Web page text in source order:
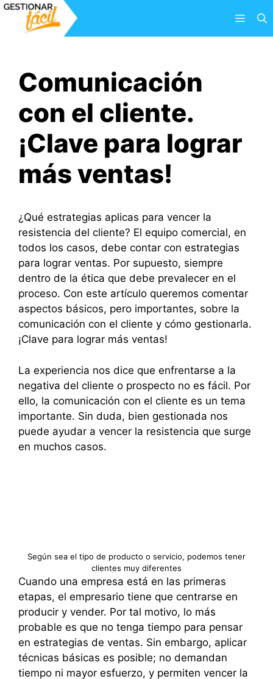
Saltar
Menú
Comunicación
con el cliente.
¡Clave para lograr
más ventas!
¿Qué estrategias aplicas para vencer la
resistencia del cliente? El equipo comercial, en
todos los casos, debe contar con estrategias
para lograr ventas. Por supuesto, siempre
dentro de la ética que debe prevalecer en el
proceso. Con este artículo queremos comentar
aspectos básicos, pero importantes, sobre la
comunicación con el cliente y cómo gestionarla.
¡Clave para lograr más ventas!
La experiencia nos dice que enfrentarse a la
negativa del cliente o prospecto no es fácil. Por
ello, la comunicación con el cliente es un tema
importante. Sin duda, bien gestionada nos
puede ayudar a vencer la resistencia que surge
en muchos casos.
Según sea el tipo de producto o servicio, podemos tener
clientes muy diferentes
Cuando una empresa está en las primeras
etapas, el empresario tiene que centrarse en
producir y vender. Por tal motivo, lo más
probable es que no tenga tiempo para pensar
en estrategias de ventas. Sin embargo, aplicar
técnicas básicas es posible; no demandan
tiempo ni mayor esfuerzo, y permiten vencer la